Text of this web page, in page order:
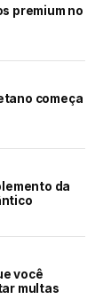
premium no
começa
da
você
multas